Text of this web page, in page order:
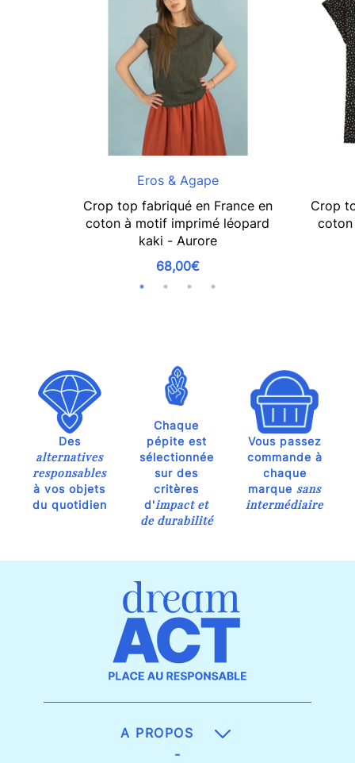
Eros & Agape
Crop top fabriqué en France en
coton à motif imprimé léopard
kaki - Aurore
68,00€
Crop
Des
alternatives
responsables
à vos objets
du quotidien
Chaque
pépite est
sélectionnée
sur des
critères
d'impact et
de durabilité
Vous passez
commande à
chaque
marque sans
intermédiaire
A PROPOS
-